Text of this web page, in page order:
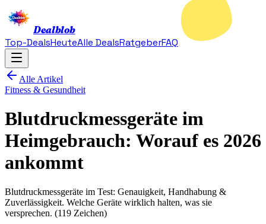
Dealblob
Top-DealsHeuteAlle DealsRatgeberFAQ
Alle Artikel
Fitness & Gesundheit
Blutdruckmessgeräte im
Heimgebrauch: Worauf es 2026
ankommt
Blutdruckmessgeräte im Test: Genauigkeit, Handhabung &
Zuverlässigkeit. Welche Geräte wirklich halten, was sie
versprechen. (119 Zeichen)